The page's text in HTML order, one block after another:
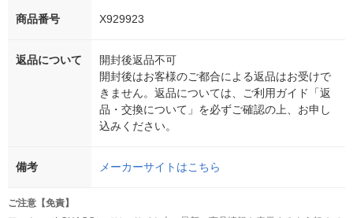
商品番号 X929923
返品について
開封後返品不可
開封後はお客様のご都合による返品はお受けで
きません。返品については、ご利用ガイド「返
品・交換について」を必ずご確認の上、お申し
込みください。
備考 メーカーサイトはこちら
ご注意【免責】